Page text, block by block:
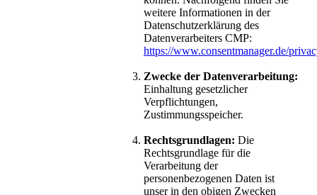
weitere Informationen in der
Datenschutzerklärung des
Datenverarbeiters CMP:
https://www.consentmanager.de/
Zwecke der Datenverarbeitung:
Einhaltung gesetzlicher
Verpflichtungen,
Zustimmungsspeicher.
Rechtsgrundlagen: Die
Rechtsgrundlage für die
Verarbeitung der
personenbezogenen Daten ist
unser in den obigen Zwecken